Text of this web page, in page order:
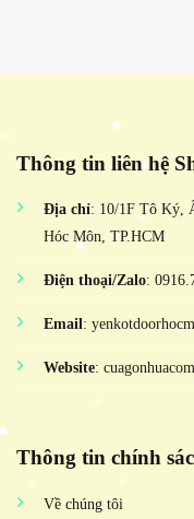
Thông tin liên hệ
Địa chỉ: 10/1F Tô Ký,
Hóc Môn, TP.HCM
Điện thoại/Zalo:
Email:
Website:
Thông tin chính
Về chúng tôi